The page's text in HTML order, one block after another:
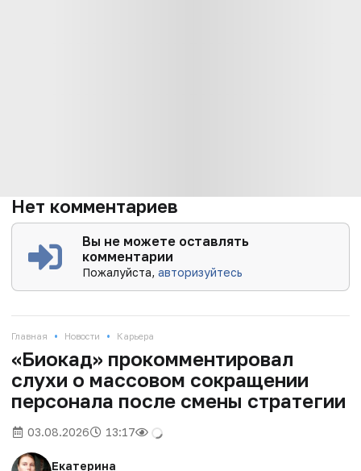
Нет комментариев
Вы не можете оставлять
комментарии
Пожалуйста,авторизуйтесь
Главная • Новости • Карьера
«Биокад» прокомментировал
слухи о массовом сокращении
персонала после смены стратегии
03.08.2026 13:17
Екатерина